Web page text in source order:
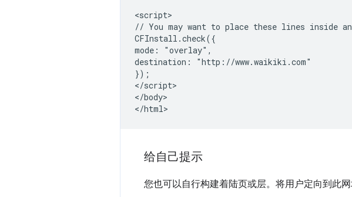
<script>
// You may want to place these lines inside
CFInstall.check({
mode: "overlay",
destination: "http://www.waikiki.com"
});
</script>
</body>
给自己提示
您也可以自行构建着陆页或层。将用户定向到此